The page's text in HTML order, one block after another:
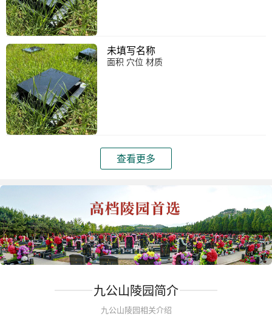
未填写名称
面积 穴位 材质
查看更多
九公山陵园简介
九公山陵园相关介绍